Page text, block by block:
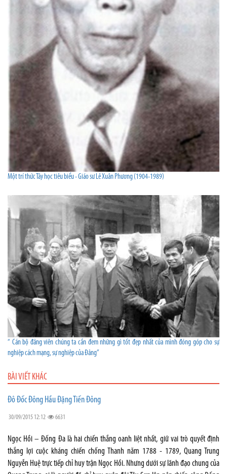
Một trí thức Tây học tiêu biểu - Giáo sư Lê Xuân Phương (1904-1989)
“ Cán bộ đảng viên chúng ta cần đem những gì tốt đẹp nhất của mình đóng góp cho sự
nghiệp cách mạng, sự nghiệp của Đảng”
BÀI VIẾT KHÁC
Đô Đốc Đông Hầu Đặng Tiến Đông
30/09/2015 12:12 6631
Ngọc Hồi – Đống Đa là hai chiến thắng oanh liệt nhất, giữ vai trò quyết định
thắng lợi cuộc kháng chiến chống Thanh năm 1788 - 1789, Quang Trung
Nguyễn Huệ trực tiếp chỉ huy trận Ngọc Hồi. Nhưng dưới sự lãnh đạo chung của